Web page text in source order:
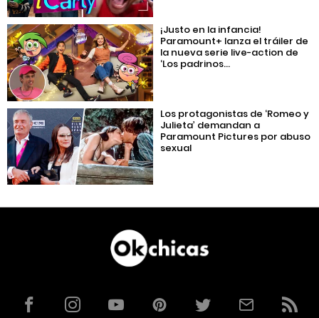
¡Justo en la infancia!
Paramount+ lanza el tráiler de
la nueva serie live-action de
‘Los padrinos...
Los protagonistas de ‘Romeo y
Julieta’ demandan a
Paramount Pictures por abuso
sexual
FacebookInstagramYouTubePinterestTwitterCorreoRSS